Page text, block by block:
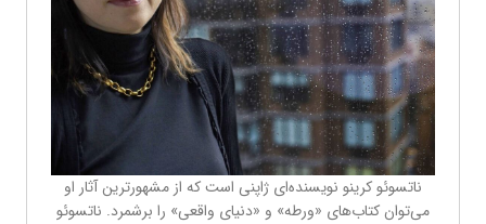
ناتسوئو کرینو نویسنده‌ای ژاپنی است که از مشهورترین آثار او
می‌توان کتاب‌های «ورطه» و «دنیای واقعی» را برشمرد. ناتسوئو